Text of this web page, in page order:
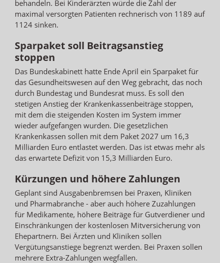
behandeln. Bei Kinderärzten würde die Zahl der
maximal versorgten Patienten rechnerisch von 1189 auf
1124 sinken.
Sparpaket soll Beitragsanstieg
stoppen
Das Bundeskabinett hatte Ende April ein Sparpaket für
das Gesundheitswesen auf den Weg gebracht, das noch
durch Bundestag und Bundesrat muss. Es soll den
stetigen Anstieg der Krankenkassenbeiträge stoppen,
mit dem die steigenden Kosten im System immer
wieder aufgefangen wurden. Die gesetzlichen
Krankenkassen sollen mit dem Paket 2027 um 16,3
Milliarden Euro entlastet werden. Das ist etwas mehr als
das erwartete Defizit von 15,3 Milliarden Euro.
Kürzungen und höhere Zahlungen
Geplant sind Ausgabenbremsen bei Praxen, Kliniken
und Pharmabranche - aber auch höhere Zuzahlungen
für Medikamente, höhere Beiträge für Gutverdiener und
Einschränkungen der kostenlosen Mitversicherung von
Ehepartnern. Bei Ärzten und Kliniken sollen
Vergütungsanstiege begrenzt werden. Bei Praxen sollen
mehrere Extra-Zahlungen wegfallen.